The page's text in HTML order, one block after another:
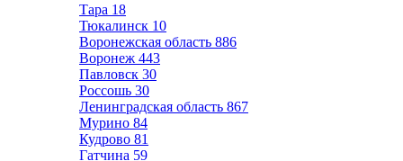
Тара 18
Тюкалинск 10
Воронежская область 886
Воронеж 443
Павловск 30
Россошь 30
Ленинградская область 867
Мурино 84
Кудрово 81
Гатчина 59